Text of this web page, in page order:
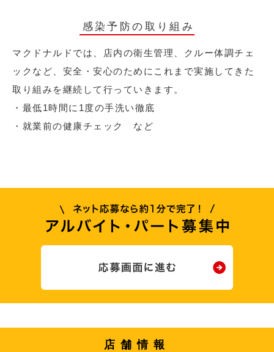
感染予防の取り組み
マクドナルドでは、店内の衛生管理、クルー体調チェ
ックなど、安全・安心のためにこれまで実施してきた
取り組みを継続して行っていきます。
・最低1時間に1度の手洗い徹底
・就業前の健康チェック など
店舗情報